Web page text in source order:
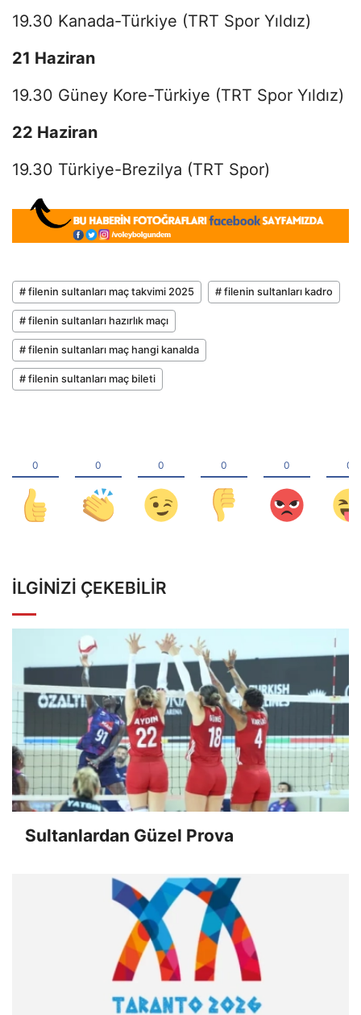
19.30 Kanada-Türkiye (TRT Spor Yıldız)
21 Haziran
19.30 Güney Kore-Türkiye (TRT Spor Yıldız)
22 Haziran
19.30 Türkiye-Brezilya (TRT Spor)
# filenin sultanları maç takvimi 2025 # filenin sultanları kadro
# filenin sultanları hazırlık maçı
# filenin sultanları maç hangi kanalda
# filenin sultanları maç bileti
İLGINIZI ÇEKEBILIR
Sultanlardan Güzel Prova